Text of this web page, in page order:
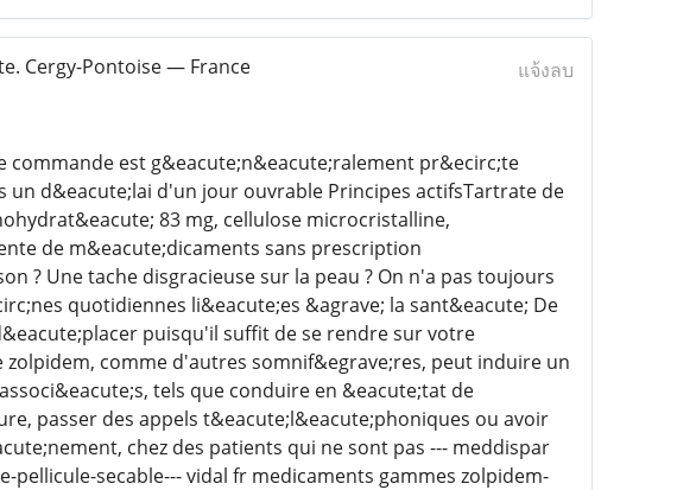
Cergy-Pontoise — France
แจ้งลบ
est g&eacute;n&eacute;ralement pr&ecirc;te
d&eacute;lai d'un jour ouvrable Principes actifsTartrate de
83 mg, cellulose microcristalline,
de m&eacute;dicaments sans prescription
? Une tache disgracieuse sur la peau ? On n'a pas toujours
quotidiennes li&eacute;es &agrave; la sant&eacute; De
puisqu'il suffit de se rendre sur votre
comme d'autres somnif&egrave;res, peut induire un
tels que conduire en &eacute;tat de
passer des appels t&eacute;l&eacute;phoniques ou avoir
chez des patients qui ne sont pas --- meddispar
secable--- vidal fr medicaments gammes zolpidem-